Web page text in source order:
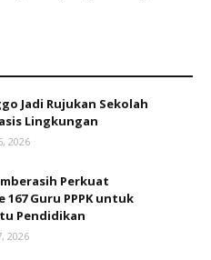
Jadi Rujukan Sekolah
Lingkungan
2026
Perkuat
Guru PPPK untuk
Pendidikan
2026